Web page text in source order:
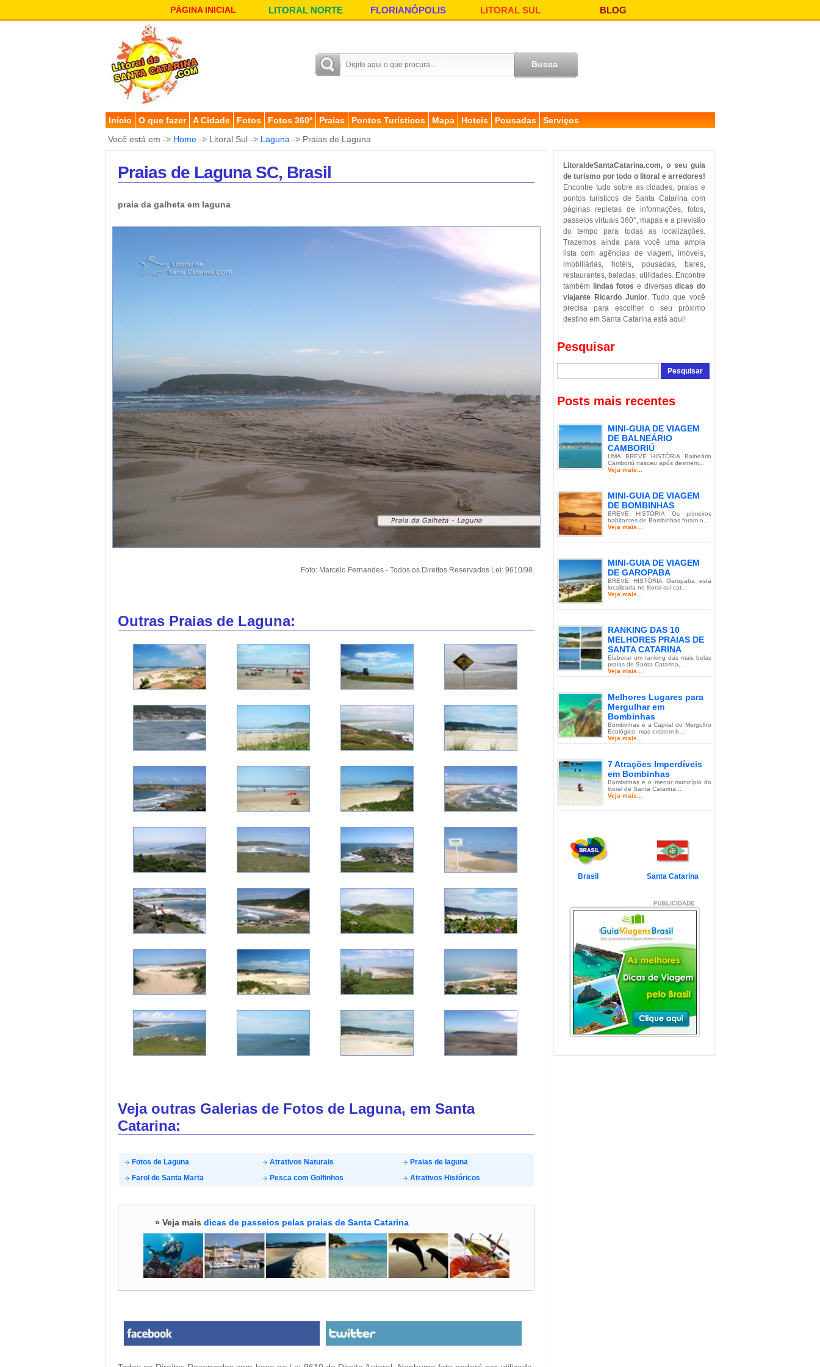
PÁGINA INICIAL LITORAL NORTE FLORIANÓPOLIS LITORAL SUL BLOG
Início O que fazer A Cidade Fotos Fotos 360º Praias Pontos Turísticos Mapa Hoteis Pousadas
Serviços
Você está em -> Home -> Litoral Sul -> Laguna -> Praias de Laguna
Praias de Laguna SC, Brasil
praia da galheta em laguna
Foto: Marcelo Fernandes - Todos os Direitos Reservados Lei: 9610/98.
Outras Praias de Laguna:
Veja outras Galerias de Fotos de Laguna, em Santa
Catarina:
Fotos de Laguna Atrativos Naturais
Praias de laguna
Farol de Santa Marta
Pesca com Golfinhos Atrativos Históricos
» Veja mais dicas de passeios pelas praias de Santa Catarina
LitoraldeSantaCatarina.com, o seu guia
de turismo por todo o litoral e arredores!
Encontre tudo sobre as cidades, praias e
pontos turísticos de Santa Catarina com
páginas repletas de informações, fotos,
passeios virtuais 360°, mapas e a previsão
do tempo para todas as localizações.
Trazemos ainda para você uma ampla
lista com agências de viagem, imóveis,
imobiliárias, hotéis, pousadas, bares,
restaurantes, baladas, utilidades. Encontre
também
lindas fotos e diversasdicas do
viajante Ricardo Junior. Tudo que você
precisa para escolher o seu próximo
destino em Santa Catarina está aqui!
Pesquisar
Posts mais recentes
MINI-GUIA DE VIAGEM
DE BALNEÁRIO
CAMBORIÚ
UMA BREVE HISTÓRIA Balneário
Camboriú nasceu após desmem...
Veja mais...
MINI-GUIA DE VIAGEM
DE BOMBINHAS
BREVE HISTÓRIA Os primeiros
habitantes de Bombinhas foram o...
Veja mais...
MINI-GUIA DE VIAGEM
DE GAROPABA
BREVE HISTÓRIA Garopaba está
localizada no litoral sul cat...
Veja mais...
RANKING DAS 10
MELHORES PRAIAS DE
SANTA CATARINA
Elaborar um ranking das mais belas
praias de Santa Catarina,...
Veja mais...
Melhores Lugares para
Mergulhar em
Bombinhas
Bombinhas é a Capital do Mergulho
Ecológico, mas existem b...
Veja mais...
7 Atrações Imperdíveis
em Bombinhas
Bombinhas é o menor município do
litoral de Santa Catarina...
Veja mais...
de Balneário Camboriú e
Balneário Camboriú é um passeio
em Florianópolis
Florianópolis é um dos destinos mais
desejados dos último...
Veja mais...
Garopaba e Região com
Crianças
Garopaba é um município de Santa
Catarina a 80 quilômetro...
Veja mais...
Litoral de Santa Catarina
Brasil Santa Catarina